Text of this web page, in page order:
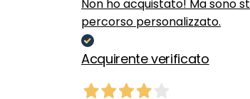
Non ho acquistato! Ma sono
percorso personalizzato.
Acquirente verificato